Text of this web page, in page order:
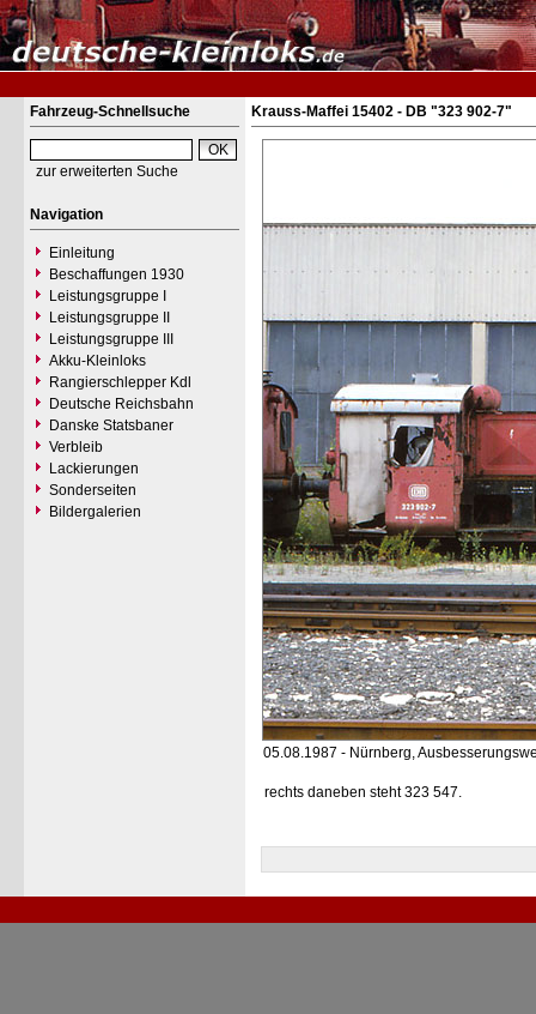
Fahrzeug-Schnellsuche
zur erweiterten Suche
Navigation
Einleitung
Beschaffungen 1930
Leistungsgruppe I
Leistungsgruppe II
Leistungsgruppe III
Akku-Kleinloks
Rangierschlepper Kdl
Deutsche Reichsbahn
Danske Statsbaner
Verbleib
Lackierungen
Sonderseiten
Bildergalerien
Krauss-Maffei 15402 - DB "323 902-7"
05.08.1987 - Nürnberg,
rechts daneben steht 323 547.